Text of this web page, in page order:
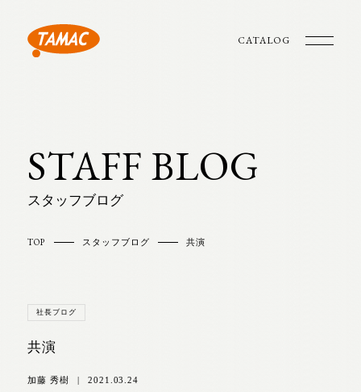
CATALOG
STAFF BLOG
スタッフブログ
TOP スタッフブログ 共演
社長ブログ
共演
加藤 秀樹 | 2021.03.24